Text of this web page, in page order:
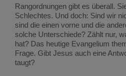
Rangordnungen gibt es überall.
Schlechtes. Und doch: Sind wir
sind die einen vorne und die
solche Unterschiede? Zählt nur,
hat? Das heutige Evangelium
Frage. Gibt Jesus auch eine
taugt?